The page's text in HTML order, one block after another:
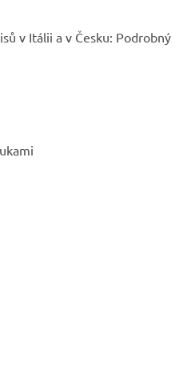
v Itálii a v Česku: Podrobný